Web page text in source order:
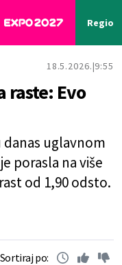
Region
18.5.2026. 9:55
raste: Evo
danas uglavnom
porasla na više
od 1,90 odsto.
Sortiraj po: